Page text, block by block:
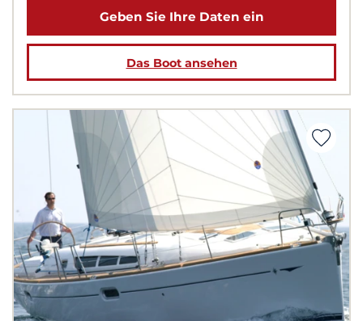
Geben Sie Ihre Daten ein
Das Boot ansehen